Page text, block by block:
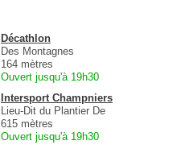
Décathlon
Des Montagnes
164 mètres
Ouvert jusqu'à 19h30
Intersport Champniers
Lieu-Dit du Plantier De
615 mètres
Ouvert jusqu'à 19h30